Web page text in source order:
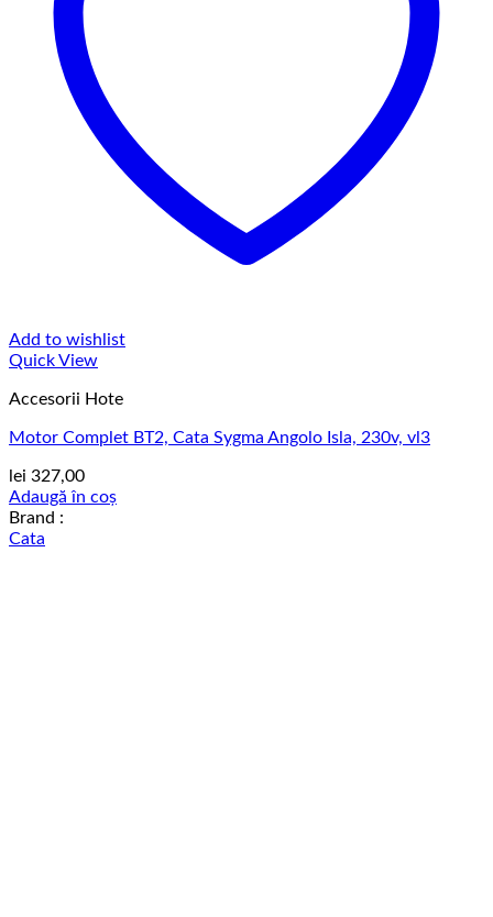
Add to wishlist
Quick View
Accesorii Hote
Motor Complet BT2, Cata Sygma Angolo Isla, 230v, vl3
lei 327,00
Adaugă în coș
Brand :
Cata